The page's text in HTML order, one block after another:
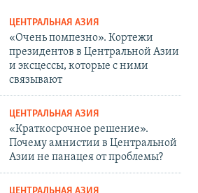
ЦЕНТРАЛЬНАЯ АЗИЯ
«Очень помпезно». Кортежи
президентов в Центральной Азии
и эксцессы, которые с ними
связывают
ЦЕНТРАЛЬНАЯ АЗИЯ
«Краткосрочное решение».
Почему амнистии в Центральной
Азии не панацея от проблемы?